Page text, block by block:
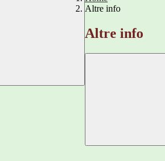
Altre info
Altre info